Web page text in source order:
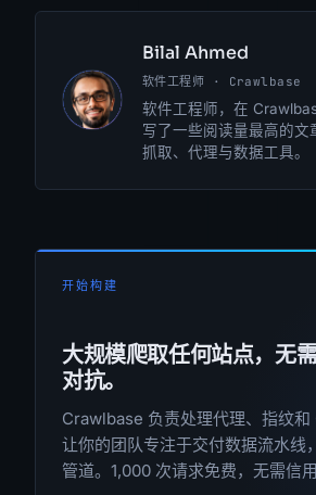
BA
Bilal Ahmed
软件工程师 · Crawlbase
软件工程师，在
写了一些阅读量最高的文
抓取、代理与数据工具。
开始构建
大规模爬取任何站点，无
对抗。
Crawlbase 负责处理代理、指纹和
让你的团队专注于交付数据流水线
管道。1,000 次请求免费，无需信用